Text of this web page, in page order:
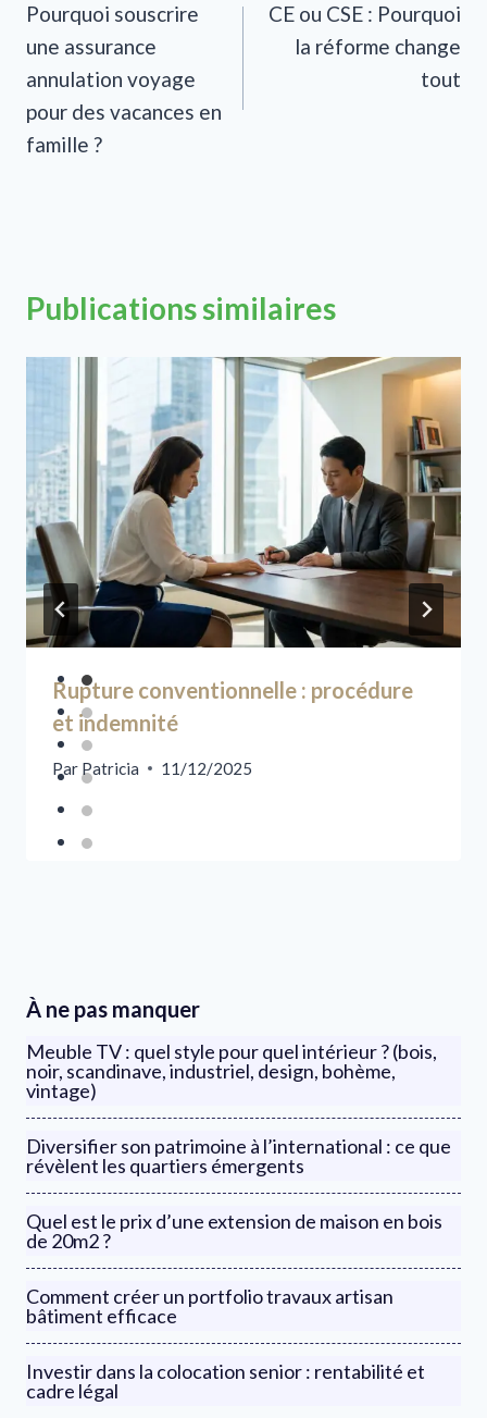
de
l’article
Pourquoi souscrire
une assurance
annulation voyage
pour des vacances en
famille ?
CE ou CSE : Pourquoi
la réforme change
tout
Publications similaires
Rupture conventionnelle : procédure
et indemnité
Par Patricia 11/12/2025
À ne pas manquer
Meuble TV : quel style pour quel intérieur ? (bois,
noir, scandinave, industriel, design, bohème,
vintage)
Diversifier son patrimoine à l’international : ce que
révèlent les quartiers émergents
Quel est le prix d’une extension de maison en bois
de 20m2 ?
Comment créer un portfolio travaux artisan
bâtiment efficace
Investir dans la colocation senior : rentabilité et
cadre légal